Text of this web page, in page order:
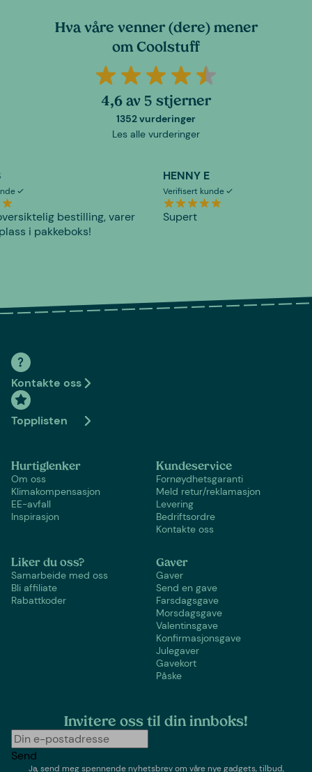
Hva våre venner (dere) mener
om Coolstuff
4,6 av 5 stjerner
1352 vurderinger
Les alle vurderinger
bestilling, varer
i pakkeboks!
HENNY E
Verifisert kunde
Supert
Kontakte oss
Topplisten
Hurtiglenker
Om oss
Klimakompensasjon
EE-avfall
Inspirasjon
Kundeservice
Fornøydhetsgaranti
Meld retur/reklamasjon
Levering
Bedriftsordre
Kontakte oss
Liker du oss?
Samarbeide med oss
Bli affiliate
Rabattkoder
Gaver
Gaver
Send en gave
Farsdagsgave
Morsdagsgave
Valentinsgave
Konfirmasjonsgave
Julegaver
Gavekort
Påske
Invitere oss til din innboks!
Send
Ja, send meg spennende nyhetsbrev om våre nye gadgets, tilbud,